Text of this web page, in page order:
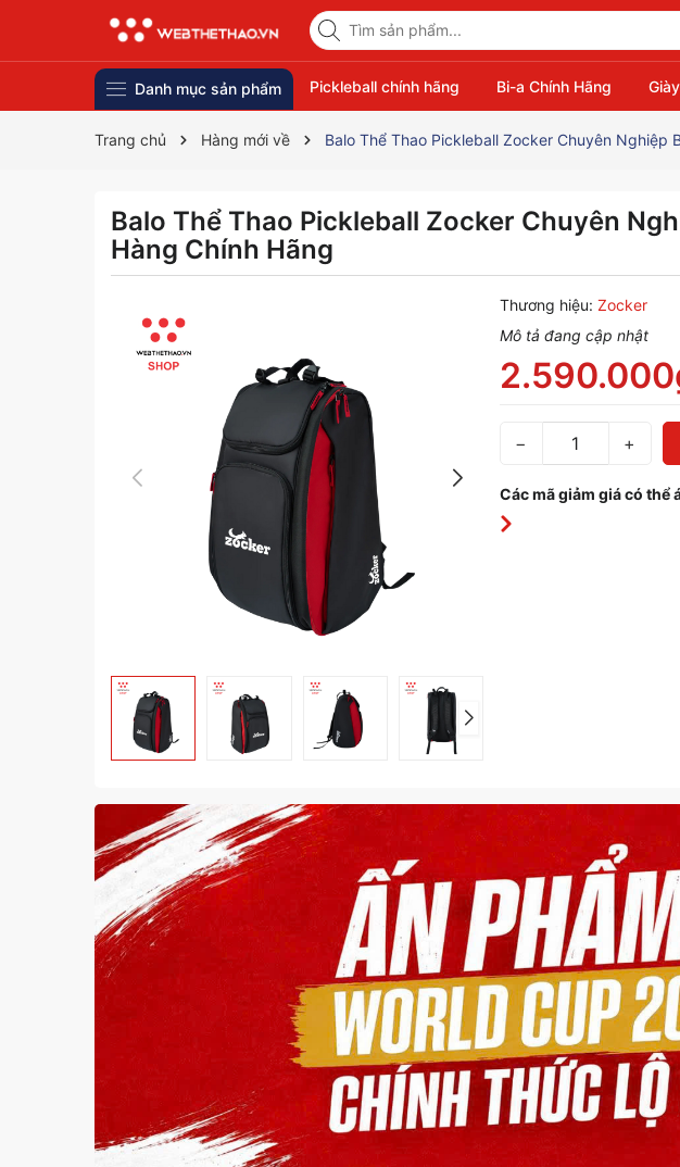
Danh mục sản phẩm Pickleball chính hãng Bi-a Chính Hãng
Trang chủ Hàng mới về Balo Thể Thao Pickleball Zocker Chuyên Nghiệp
Balo Thể Thao Pickleball Zocker Chuyên
Hàng Chính Hãng
Thương hiệu: Zocker
Mô tả đang cập nhật
− +
Các mã giảm giá có thể